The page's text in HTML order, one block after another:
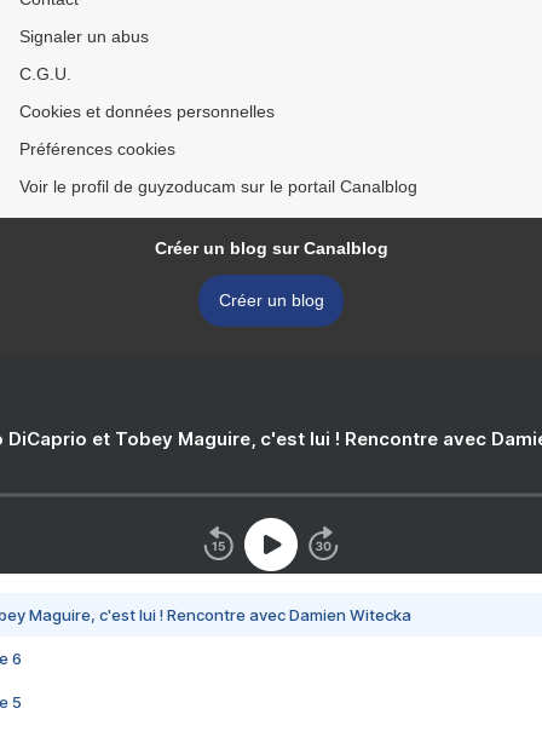
Signaler un abus
C.G.U.
Cookies et données personnelles
Préférences cookies
Voir le profil de guyzoducam sur le portail Canalblog
Créer un blog sur Canalblog
Créer un blog
DiCaprio et Tobey Maguire, c'est lui ! Rencontre avec
Maguire, c'est lui ! Rencontre avec Damien Witecka
6
5